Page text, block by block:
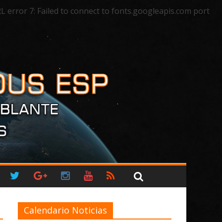
error 7: Failed to connect to fonts.googleapis.com port
Calendario Noticias